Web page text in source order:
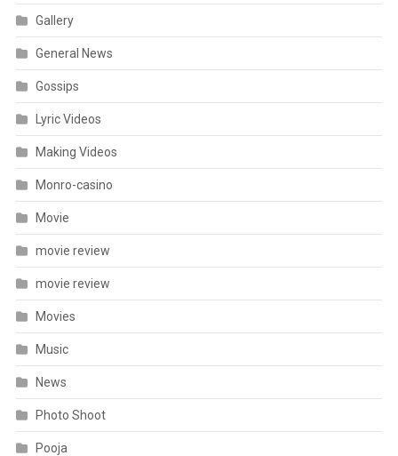
Gallery
General News
Gossips
Lyric Videos
Making Videos
Monro-casino
Movie
movie review
movie review
Movies
Music
News
Photo Shoot
Pooja